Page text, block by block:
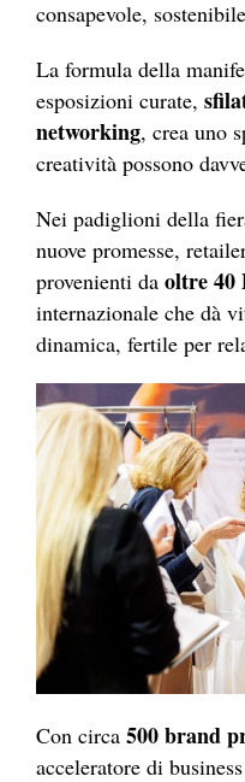
consapevole,
La formula della
esposizioni curate,
networking, crea uno
creatività possono
Nei padiglioni della
nuove promesse,
provenienti da oltre 40
internazionale che dà
dinamica, fertile per
Con circa 500 brand
acceleratore di